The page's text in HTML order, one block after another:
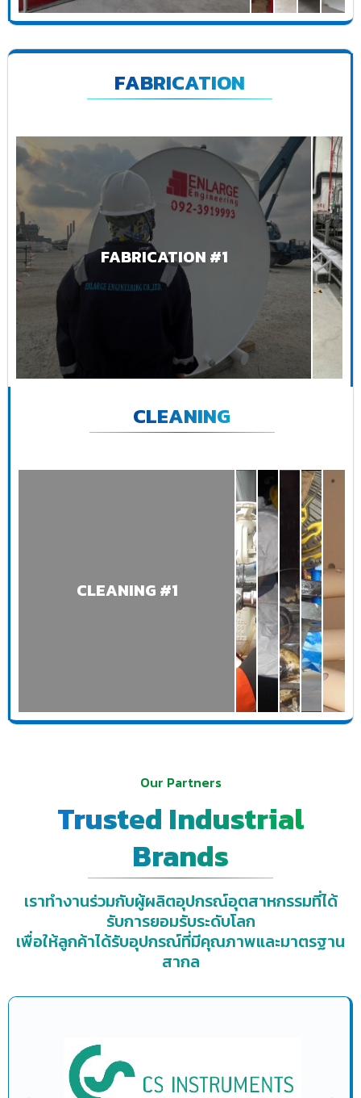
FABRICATION
FABRICATION #1
CLEANING
CLEANING #1
Our Partners
Trusted Industrial
Brands
เราทำงานร่วมกับผู้ผลิตอุปกรณ์อุตสาหกรรมที่ได้
รับการยอมรับระดับโลก
เพื่อให้ลูกค้าได้รับอุปกรณ์ที่มีคุณภาพและมาตรฐาน
สากล